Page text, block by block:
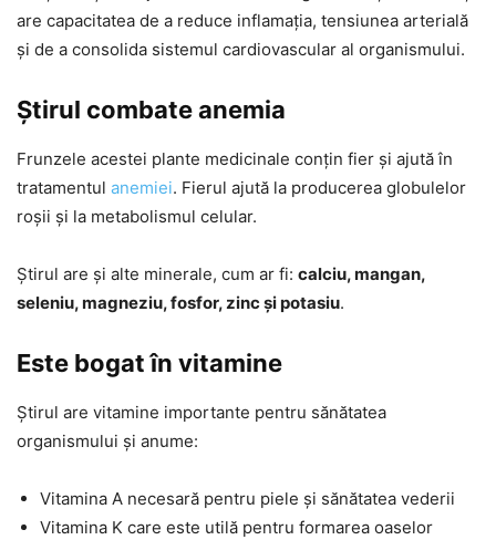
are capacitatea de a reduce inflamația, tensiunea arterială
și de a consolida sistemul cardiovascular al organismului.
Știrul combate anemia
Frunzele acestei plante medicinale conțin fier și ajută în
tratamentul anemiei. Fierul ajută la producerea globulelor
roșii și la metabolismul celular.
Știrul are și alte minerale, cum ar fi: calciu, mangan,
seleniu, magneziu, fosfor, zinc și potasiu.
Este bogat în vitamine
Știrul are vitamine importante pentru sănătatea
organismului și anume:
Vitamina A necesară pentru piele și sănătatea vederii
Vitamina K care este utilă pentru formarea oaselor